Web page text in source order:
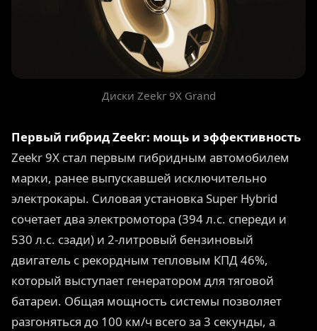
Диски Zeekr 9X Grand
Первый гибрид Zeekr: мощь и эффективность
Zeekr 9X стал первым гибридным автомобилем
марки, ранее выпускавшей исключительно
электрокары. Силовая установка Super Hybrid
сочетает два электромотора (394 л.с. спереди и
530 л.с. сзади) и 2-литровый бензиновый
двигатель с рекордным тепловым КПД 46%,
который выступает генератором для тяговой
батареи. Общая мощность системы позволяет
разгоняться до 100 км/ч всего за 3 секунды, а